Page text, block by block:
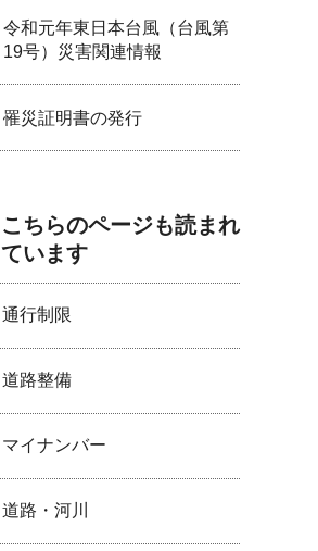
令和元年東日本台風（台風第
19号）災害関連情報
罹災証明書の発行
こちらのページも読まれ
ています
通行制限
道路整備
マイナンバー
道路・河川